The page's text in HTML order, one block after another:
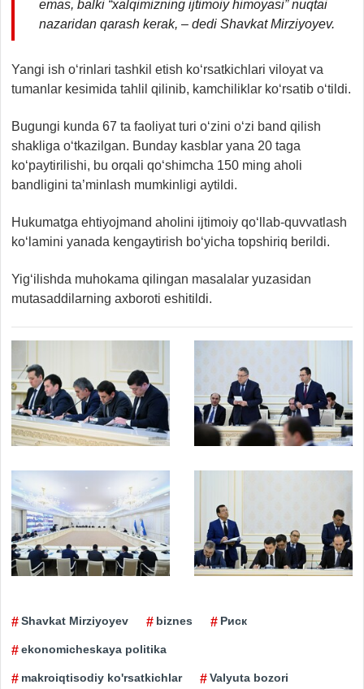
emas, balki “xalqimizning ijtimoiy himoyasi” nuqtai
nazaridan qarash kerak, – dedi Shavkat Mirziyoyev.
Yangi ish o‘rinlari tashkil etish ko‘rsatkichlari viloyat va
tumanlar kesimida tahlil qilinib, kamchiliklar ko‘rsatib o‘tildi.
Bugungi kunda 67 ta faoliyat turi o‘zini o‘zi band qilish
shakliga o‘tkazilgan. Bunday kasblar yana 20 taga
ko‘paytirilishi, bu orqali qo‘shimcha 150 ming aholi
bandligini ta’minlash mumkinligi aytildi.
Hukumatga ehtiyojmand aholini ijtimoiy qo‘llab-quvvatlash
ko‘lamini yanada kengaytirish bo‘yicha topshiriq berildi.
Yig‘ilishda muhokama qilingan masalalar yuzasidan
mutasaddilarning axboroti eshitildi.
Shavkat Mirziyoyev biznes Риск
ekonomicheskaya politika
makroiqtisodiy ko'rsatkichlar Valyuta bozori